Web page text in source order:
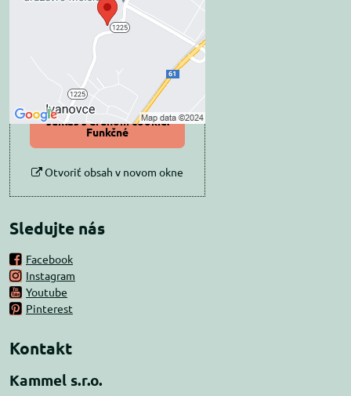
súkromia
Prajete si načítať externý obsah?
Povoliť tentokrát
Povoliť a zapamätať -
súhlas s druhom cookie:
Funkčné
Otvoriť obsah v novom okne
Sledujte nás
Facebook
Instagram
Youtube
Pinterest
Kontakt
Kammel s.r.o.